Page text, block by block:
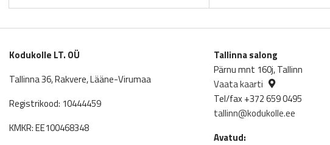
Kodukolle LT. OÜ
Tallinna 36, Rakvere, Lääne-Virumaa
Registrikood: 10444459
KMKR: EE100468348
Tallinna salong
Pärnu mnt 160j, Tallinn
Vaata kaarti
Tel/fax +372 659 0495
tallinn@kodukolle.ee
Avatud: